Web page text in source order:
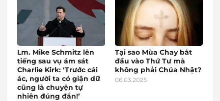
Lm. Mike Schmitz lên
tiếng sau vụ ám sát
Charlie Kirk: ‘Trước cái
ác, người ta có giận dữ
cũng là chuyện tự
nhiên đúng đắn!’
Tại sao Mùa Chay bắt
đầu vào Thứ Tư mà
không phải Chúa Nhật?
06.03.2025